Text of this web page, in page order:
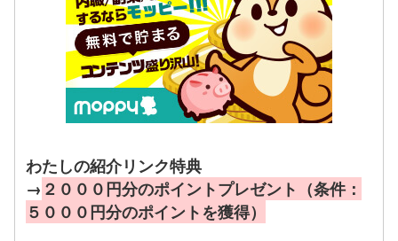
わたしの紹介リンク特典
→ ２０００円分のポイントプレゼント（条件：
５０００円分のポイントを獲得）